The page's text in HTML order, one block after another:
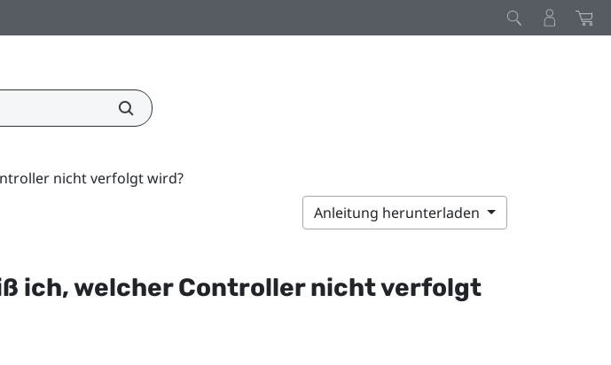
nicht verfolgt wird?
Anleitung herunterladen
ich, welcher Controller nicht verfolgt